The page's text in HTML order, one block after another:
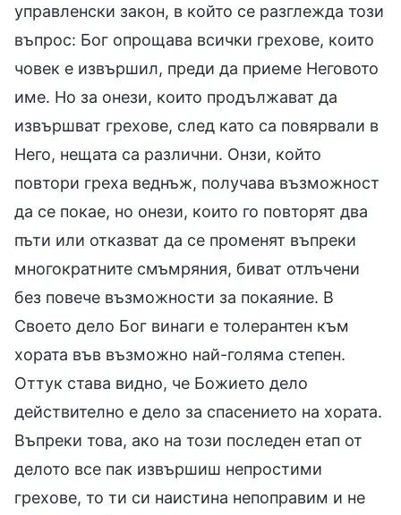
управленски закон, в който се разглежда този
въпрос: Бог опрощава всички грехове, които
човек е извършил, преди да приеме Неговото
име. Но за онези, които продължават да
извършват грехове, след като са повярвали в
Него, нещата са различни. Онзи, който
повтори греха веднъж, получава възможност
да се покае, но онези, които го повторят два
пъти или отказват да се променят въпреки
многократните смъмряния, биват отлъчени
без повече възможности за покаяние. В
Своето дело Бог винаги е толерантен към
хората във възможно най-голяма степен.
Оттук става видно, че Божието дело
действително е дело за спасението на хората.
Въпреки това, ако на този последен етап от
делото все пак извършиш непростими
грехове, то ти си наистина непоправим и не